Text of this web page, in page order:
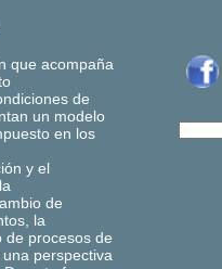
que acompaña
de
un modelo
en los
y el
de
la
de procesos de
perspectiva